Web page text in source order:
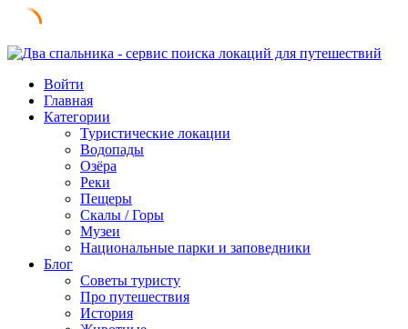
Skip
contentВойти
Главная
Категории
Туристические локации
Водопады
Озёра
Реки
Пещеры
Скалы / Горы
Музеи
Национальные парки и заповедники
Блог
Советы туристу
Про путешествия
История